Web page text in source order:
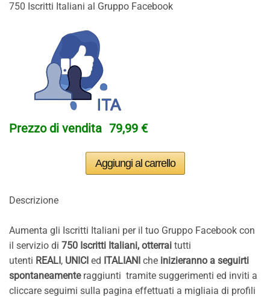
750 Iscritti Italiani al Gruppo Facebook
Prezzo di vendita 79,99 €
Descrizione
Aumenta gli Iscritti Italiani per il tuo Gruppo Facebook con
il servizio di 750 Iscritti Italiani, otterrai tutti
utenti REALI, UNICI ed ITALIANI che inizieranno a seguirti
spontaneamente raggiunti tramite suggerimenti ed inviti a
cliccare seguimi sulla pagina effettuati a migliaia di profili